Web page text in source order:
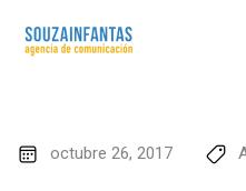
octubre 26, 2017